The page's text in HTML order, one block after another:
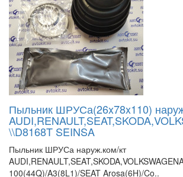
Пыльник ШРУСа(26x78x110)
\\D8168T SEINSA
Пыльник ШРУСа наруж.ком/кт
100(44Q)/A3(8L1)/SEAT Arosa(6H)/Co..